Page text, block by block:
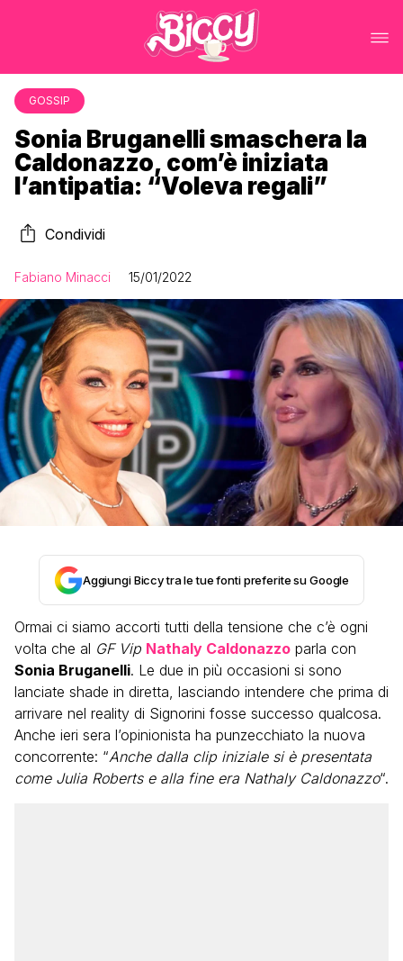
GOSSIP
Sonia Bruganelli smaschera la
Caldonazzo, com’è iniziata
l’antipatia: “Voleva regali”
Condividi
Fabiano Minacci 15/01/2022
Aggiungi Biccy tra le tue fonti preferite su Google
Ormai ci siamo accorti tutti della tensione che c’è ogni
volta che al GF Vip Nathaly Caldonazzo parla con
Sonia Bruganelli. Le due in più occasioni si sono
lanciate shade in diretta, lasciando intendere che prima di
arrivare nel reality di Signorini fosse successo qualcosa.
Anche ieri sera l’opinionista ha punzecchiato la nuova
concorrente: “Anche dalla clip iniziale si è presentata
come Julia Roberts e alla fine era Nathaly Caldonazzo“.